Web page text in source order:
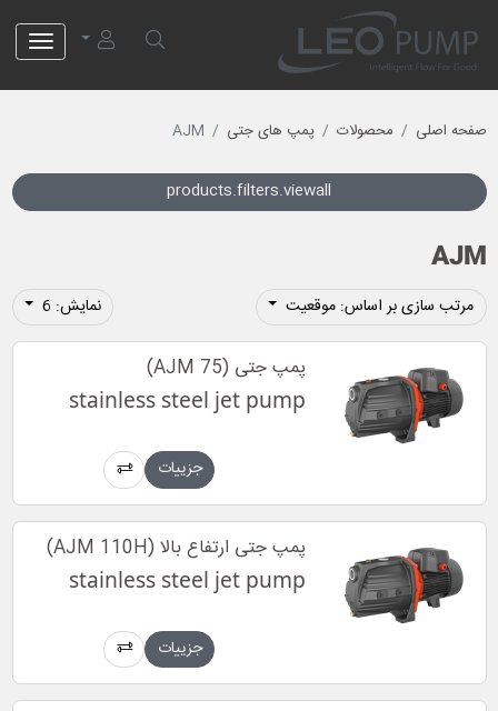
صفحه اصلی محصولات پمپ های جتی AJM
products.filters.viewall
AJM
مرتب سازی بر اساس: موقعیت نمایش: 6
پمپ جتی (AJM 75)
stainless steel jet pump
جزییات
پمپ جتی ارتفاع بالا (AJM 110H)
stainless steel jet pump
جزییات